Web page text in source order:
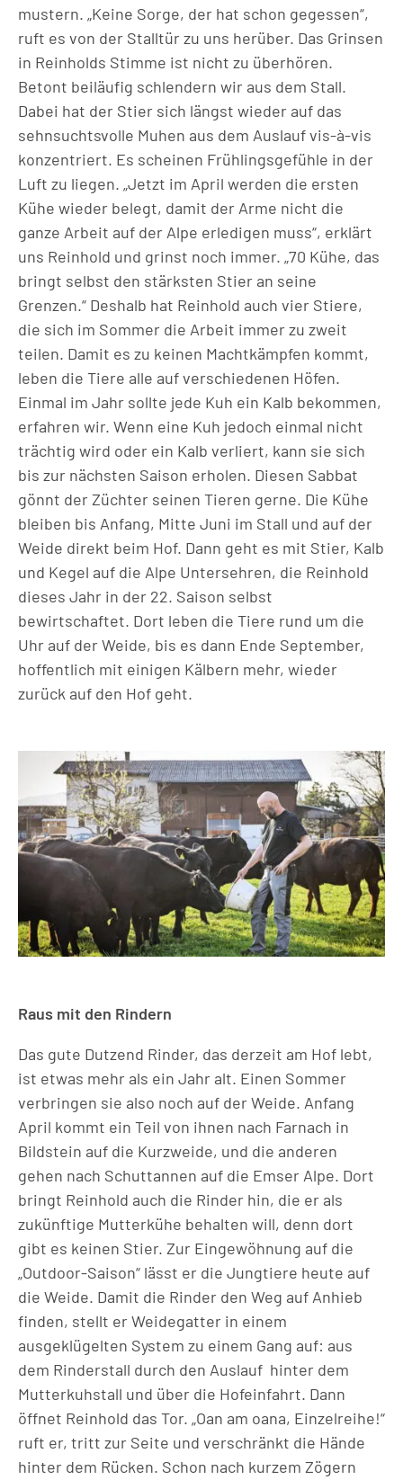
mustern. „Keine Sorge, der hat schon gegessen“,
ruft es von der Stalltür zu uns herüber. Das Grinsen
in Reinholds Stimme ist nicht zu überhören.
Betont beiläufig schlendern wir aus dem Stall.
Dabei hat der Stier sich längst wieder auf das
sehnsuchtsvolle Muhen aus dem Auslauf vis-à-vis
konzentriert. Es scheinen Frühlingsgefühle in der
Luft zu liegen. „Jetzt im April werden die ersten
Kühe wieder belegt, damit der Arme nicht die
ganze Arbeit auf der Alpe erledigen muss“, erklärt
uns Reinhold und grinst noch immer. „70 Kühe, das
bringt selbst den stärksten Stier an seine
Grenzen.“ Deshalb hat Reinhold auch vier Stiere,
die sich im Sommer die Arbeit immer zu zweit
teilen. Damit es zu keinen Machtkämpfen kommt,
leben die Tiere alle auf verschiedenen Höfen.
Einmal im Jahr sollte jede Kuh ein Kalb bekommen,
erfahren wir. Wenn eine Kuh jedoch einmal nicht
trächtig wird oder ein Kalb verliert, kann sie sich
bis zur nächsten Saison erholen. Diesen Sabbat
gönnt der Züchter seinen Tieren gerne. Die Kühe
bleiben bis Anfang, Mitte Juni im Stall und auf der
Weide direkt beim Hof. Dann geht es mit Stier, Kalb
und Kegel auf die Alpe Untersehren, die Reinhold
dieses Jahr in der 22. Saison selbst
bewirtschaftet. Dort leben die Tiere rund um die
Uhr auf der Weide, bis es dann Ende September,
hoffentlich mit einigen Kälbern mehr, wieder
zurück auf den Hof geht.
Raus mit den Rindern
Das gute Dutzend Rinder, das derzeit am Hof lebt,
ist etwas mehr als ein Jahr alt. Einen Sommer
verbringen sie also noch auf der Weide. Anfang
April kommt ein Teil von ihnen nach Farnach in
Bildstein auf die Kurzweide, und die anderen
gehen nach Schuttannen auf die Emser Alpe. Dort
bringt Reinhold auch die Rinder hin, die er als
zukünftige Mutterkühe behalten will, denn dort
gibt es keinen Stier. Zur Eingewöhnung auf die
„Outdoor-Saison“ lässt er die Jungtiere heute auf
die Weide. Damit die Rinder den Weg auf Anhieb
finden, stellt er Weidegatter in einem
ausgeklügelten System zu einem Gang auf: aus
dem Rinderstall durch den Auslauf hinter dem
Mutterkuhstall und über die Hofeinfahrt. Dann
öffnet Reinhold das Tor. „Oan am oana, Einzelreihe!“
ruft er, tritt zur Seite und verschränkt die Hände
hinter dem Rücken. Schon nach kurzem Zögern